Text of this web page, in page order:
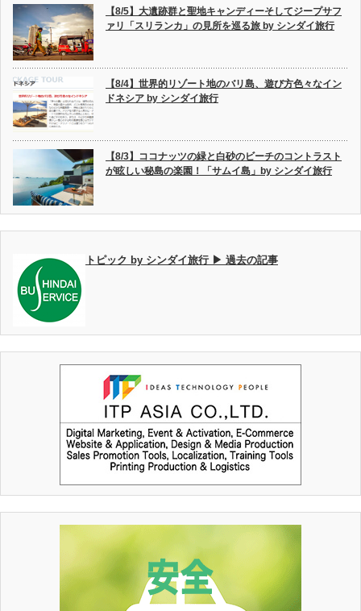
【8/5】大遺跡群と聖地キャンディーそしてジープサフ
ァリ「スリランカ」の見所を巡る旅 by シンダイ旅行
【8/4】世界的リゾート地のバリ島、遊び方色々なイン
ドネシア by シンダイ旅行
【8/3】ココナッツの緑と白砂のビーチのコントラスト
が眩しい秘島の楽園！「サムイ島」by シンダイ旅行
トピック by シンダイ旅行 ▶ 過去の記事